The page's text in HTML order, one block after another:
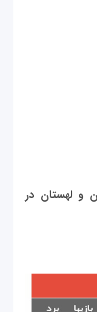
و لهستان در